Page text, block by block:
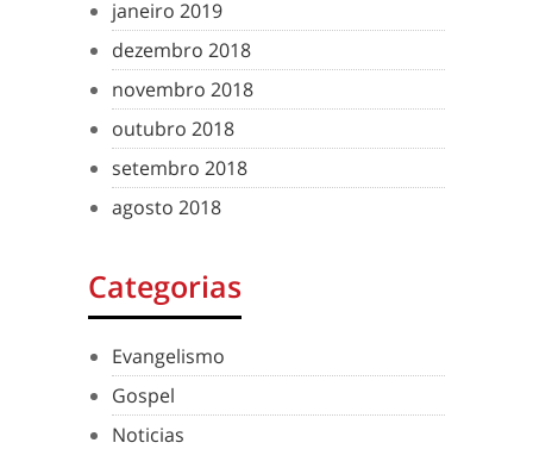
janeiro 2019
dezembro 2018
novembro 2018
outubro 2018
setembro 2018
agosto 2018
Categorias
Evangelismo
Gospel
Noticias